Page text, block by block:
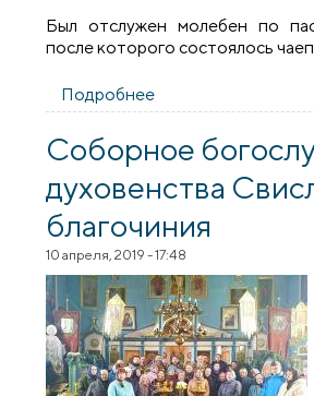
Был отслужен молебен по
после которого состоялось
Подробнее
инвалидов г.
Соборное
духовенства
благочиния
10 апреля, 2019 - 17:48